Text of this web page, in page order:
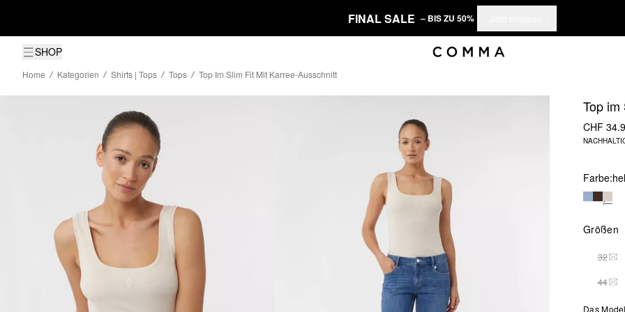
FINAL SALE – BIS ZU 50%
SHOP
Home
Kategorien Shirts | Tops Tops Top Im Slim Fit Mit Karree-Ausschnitt
Top
CHF
Farbe:
Größen
32
44
Das